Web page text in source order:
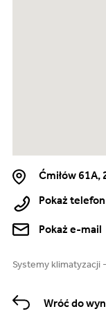
Ćmiłów 61A,
Pokaż telefon
Pokaż e-mail
Systemy klimatyzacji -
Wróć do